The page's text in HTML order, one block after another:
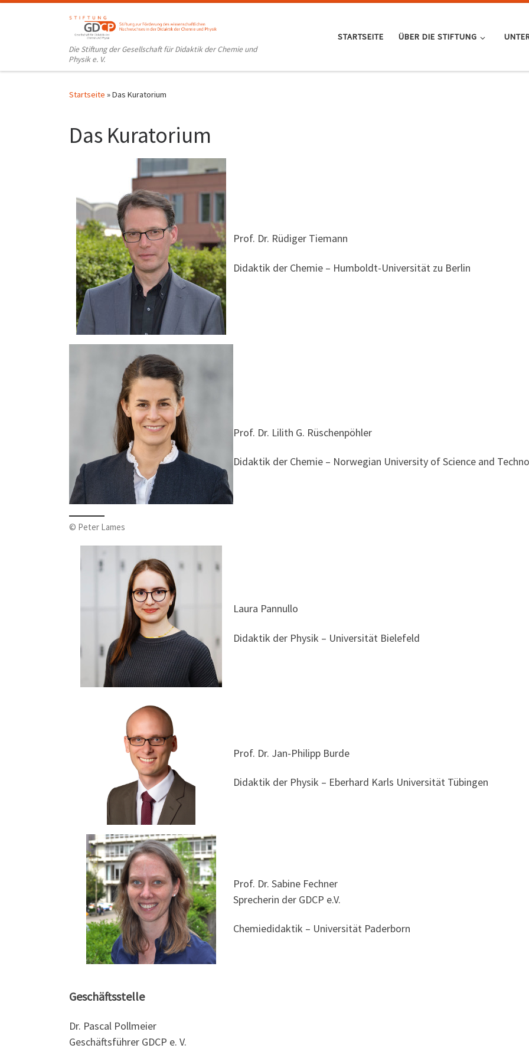
Zum Inhalt springen
Die Stiftung der Gesellschaft für Didaktik der Chemie und
Physik e. V.
STARTSEITE ÜBER DIE STIFTUNG
Startseite »Das Kuratorium
Das Kuratorium
Prof. Dr. Rüdiger Tiemann
Didaktik der Chemie – Humboldt-Universität zu Berlin
© Peter Lames
Prof. Dr. Lilith G. Rüschenpöhler
Didaktik der Chemie – Norwegian University of Science and
Laura Pannullo
Didaktik der Physik – Universität Bielefeld
Prof. Dr. Jan-Philipp Burde
Didaktik der Physik – Eberhard Karls Universität Tübingen
Prof. Dr. Sabine Fechner
Sprecherin der GDCP e.V.
Chemiedidaktik – Universität Paderborn
Geschäftsstelle
Dr. Pascal Pollmeier
Geschäftsführer GDCP e. V.